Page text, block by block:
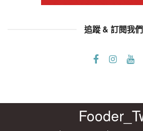
追蹤 & 訂閱我們